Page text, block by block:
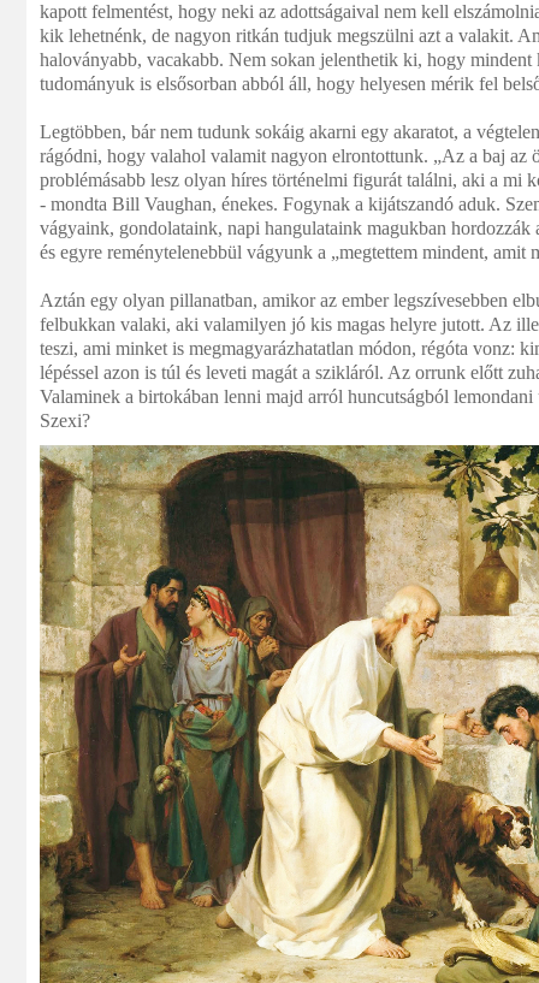
kapott felmentést, hogy neki az adottságaival nem kell
kik lehetnénk, de nagyon ritkán tudjuk megszülni azt a valakit.
haloványabb, vacakabb. Nem sokan jelenthetik ki, hogy mindent
tudományuk is elsősorban abból áll, hogy helyesen mérik fel
Legtöbben, bár nem tudunk sokáig akarni egy akaratot, a
rágódni, hogy valahol valamit nagyon elrontottunk. „Az a baj az
problémásabb lesz olyan híres történelmi figurát találni, aki a mi
- mondta Bill Vaughan, énekes. Fogynak a kijátszandó aduk.
vágyaink, gondolataink, napi hangulataink magukban hordozzák
és egyre reménytelenebbül vágyunk a „megtettem mindent, amit
Aztán egy olyan pillanatban, amikor az ember legszívesebben
felbukkan valaki, aki valamilyen jó kis magas helyre jutott. Az
teszi, ami minket is megmagyarázhatatlan módon, régóta vonz:
lépéssel azon is túl és leveti magát a szikláról. Az orrunk előtt
Valaminek a birtokában lenni majd arról huncutságból
Szexi?